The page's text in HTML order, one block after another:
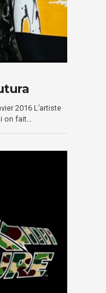
2016 L’artiste
on fait…